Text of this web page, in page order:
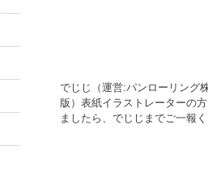
でじじ（運営:パンローリング
版）表紙イラストレーターの
ましたら、でじじまでご一報